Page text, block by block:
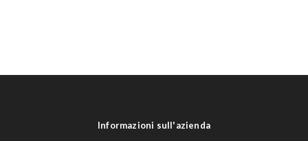
Informazioni sull'azienda